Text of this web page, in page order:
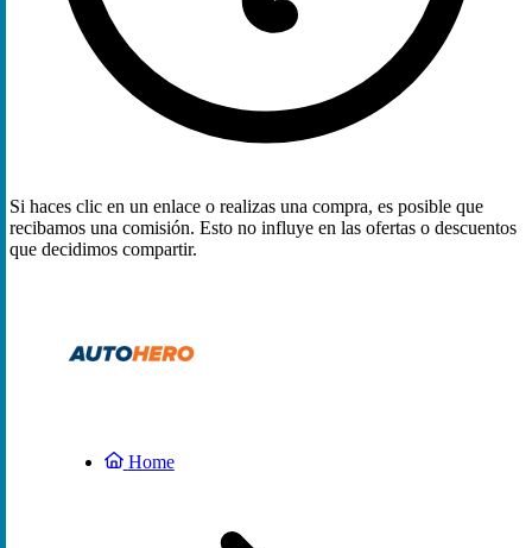
Si haces clic en un enlace o realizas una compra, es posible que
recibamos una comisión. Esto no influye en las ofertas o descuentos
que decidimos compartir.
Home